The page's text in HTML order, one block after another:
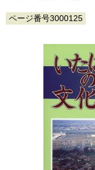
ページ番号3000125